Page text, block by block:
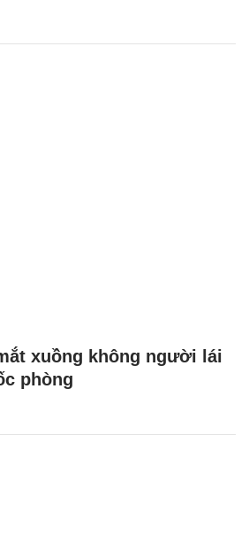
xuồng không người lái
phòng